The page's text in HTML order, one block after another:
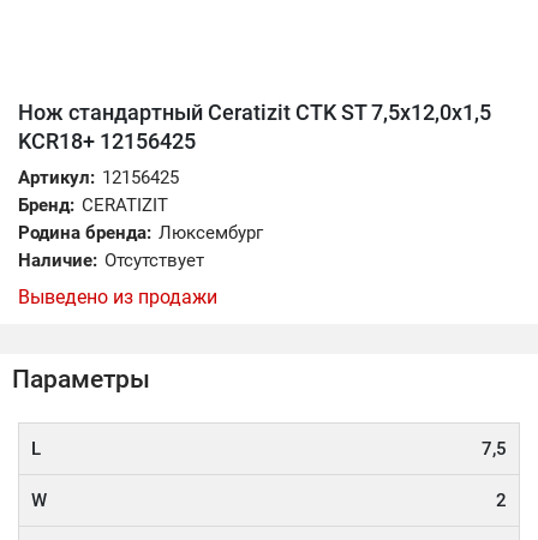
Нож стандартный Ceratizit CTK ST 7,5x12,0x1,5
KCR18+ 12156425
Артикул: 12156425
Бренд: CERATIZIT
Родина бренда: Люксембург
Наличие: Отсутствует
Выведено из продажи
Параметры
L 7,5
W 2